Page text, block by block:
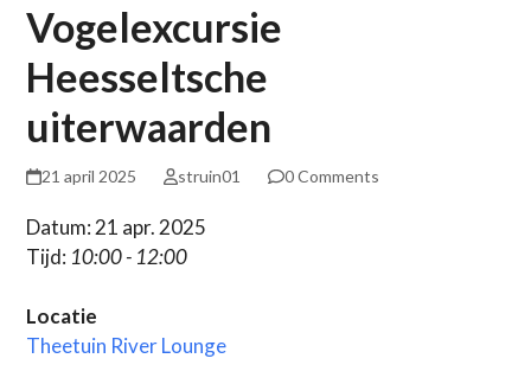
Vogelexcursie
Heesseltsche
uiterwaarden
21 april 2025 struin01 0 Comments
Datum: 21 apr. 2025
Tijd: 10:00 - 12:00
Locatie
Theetuin River Lounge